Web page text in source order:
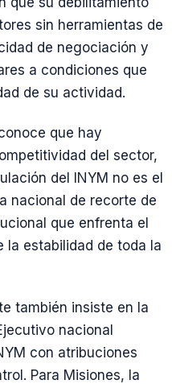
sin herramientas de
de negociación y
a condiciones que
de su actividad.
que hay
del sector,
del INYM no es el
nacional de recorte de
que enfrenta el
la estabilidad de toda la
también insiste en la
nacional
con atribuciones
Para Misiones, la